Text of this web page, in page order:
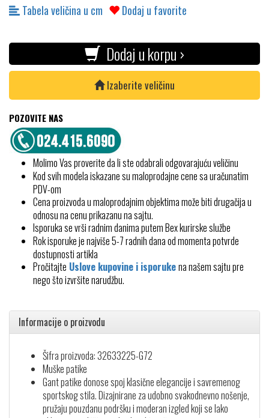
Tabela veličina u cm Dodaj u favorite
Dodaj u korpu ›
Izaberite veličinu
POZOVITE NAS
Molimo Vas proverite da li ste odabrali odgovarajuću veličinu
Kod svih modela iskazane su maloprodajne cene sa uračunatim
PDV-om
Cena proizvoda u maloprodajnim objektima može biti drugačija u
odnosu na cenu prikazanu na sajtu.
Isporuka se vrši radnim danima putem Bex kurirske službe
Rok isporuke je najviše 5-7 radnih dana od momenta potvrde
dostupnosti artikla
Pročitajte Uslove kupovine i isporukena našem sajtu pre
nego što izvršite narudžbu.
Informacije o proizvodu
Šifra proizvoda: 32633225-G72
Muške patike
Gant patike donose spoj klasične elegancije i savremenog
sportskog stila. Dizajnirane za udobno svakodnevno nošenje,
pružaju pouzdanu podršku i moderan izgled koji se lako